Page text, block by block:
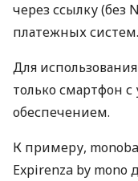
через ссылку (без
платежных систем.
Для
только смартфон
обеспечением.
К примеру,
Expirenza by mono